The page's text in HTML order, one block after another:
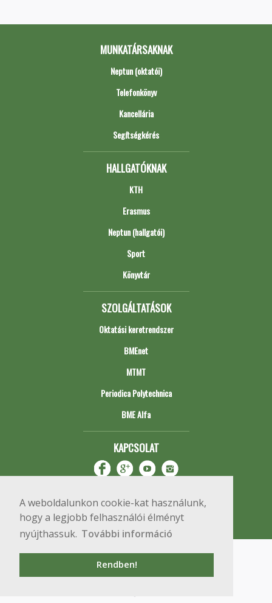
A weboldalunkon cookie-kat használunk,
hogy a legjobb felhasználói élményt
nyújthassuk. További információ
Rendben!
MUNKATÁRSAKNAK
Neptun (oktatói)
Telefonkönyv
Kancellária
Segítségkérés
HALLGATÓKNAK
KTH
Erasmus
Neptun (hallgatói)
Sport
Könyvtár
SZOLGÁLTATÁSOK
Oktatási keretrendszer
BMEnet
MTMT
Periodica Polytechnica
BME Alfa
KAPCSOLAT
Copyright © 2020 BME Építőmérnöki Kar
1111 Budapest, Műegyetem rkp. 3.